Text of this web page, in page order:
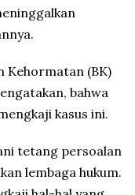
Kehormatan (BK)
bahwa
kasus ini.
tetang persoalan
lembaga hukum.